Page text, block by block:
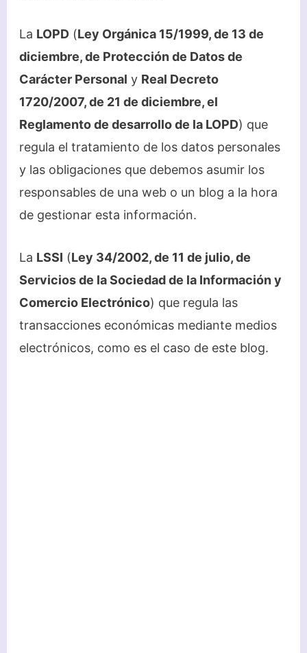
La LOPD(Ley Orgánica 15/1999, de 13 de
diciembre, de Protección de Datos de
Carácter Personal y Real Decreto
1720/2007, de 21 de diciembre, el
Reglamento de desarrollo de la LOPD) que
regula el tratamiento de los datos personales
y las obligaciones que debemos asumir los
responsables de una web o un blog a la hora
de gestionar esta información.
La LSSI (Ley 34/2002, de 11 de julio, de
Servicios de la Sociedad de la Información y
Comercio Electrónico) que regula las
transacciones económicas mediante medios
electrónicos, como es el caso de este blog.